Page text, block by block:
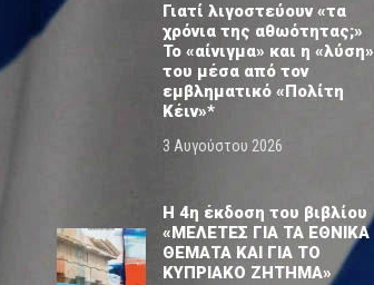
Γιατί λιγοστεύουν «τα
χρόνια της αθωότητας;»
Το «αίνιγμα» και η «λύση»
του μέσα από τον
εμβληματικό «Πολίτη
Κέιν»*
3 Αυγούστου 2026
Η 4η έκδοση του βιβλίου
«ΜΕΛΕΤΕΣ ΓΙΑ ΤΑ ΕΘΝΙΚΑ
ΘΕΜΑΤΑ ΚΑΙ ΓΙΑ ΤΟ
ΚΥΠΡΙΑΚΟ ΖΗΤΗΜΑ»